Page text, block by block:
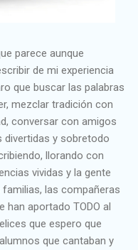
parece aunque
de mi experiencia
que buscar las palabras
mezclar tradición con
conversar con amigos
divertidas y sobretodo
llorando con
vividas y la gente
las compañeras
han aportado TODO al
que espero que
que cantaban y